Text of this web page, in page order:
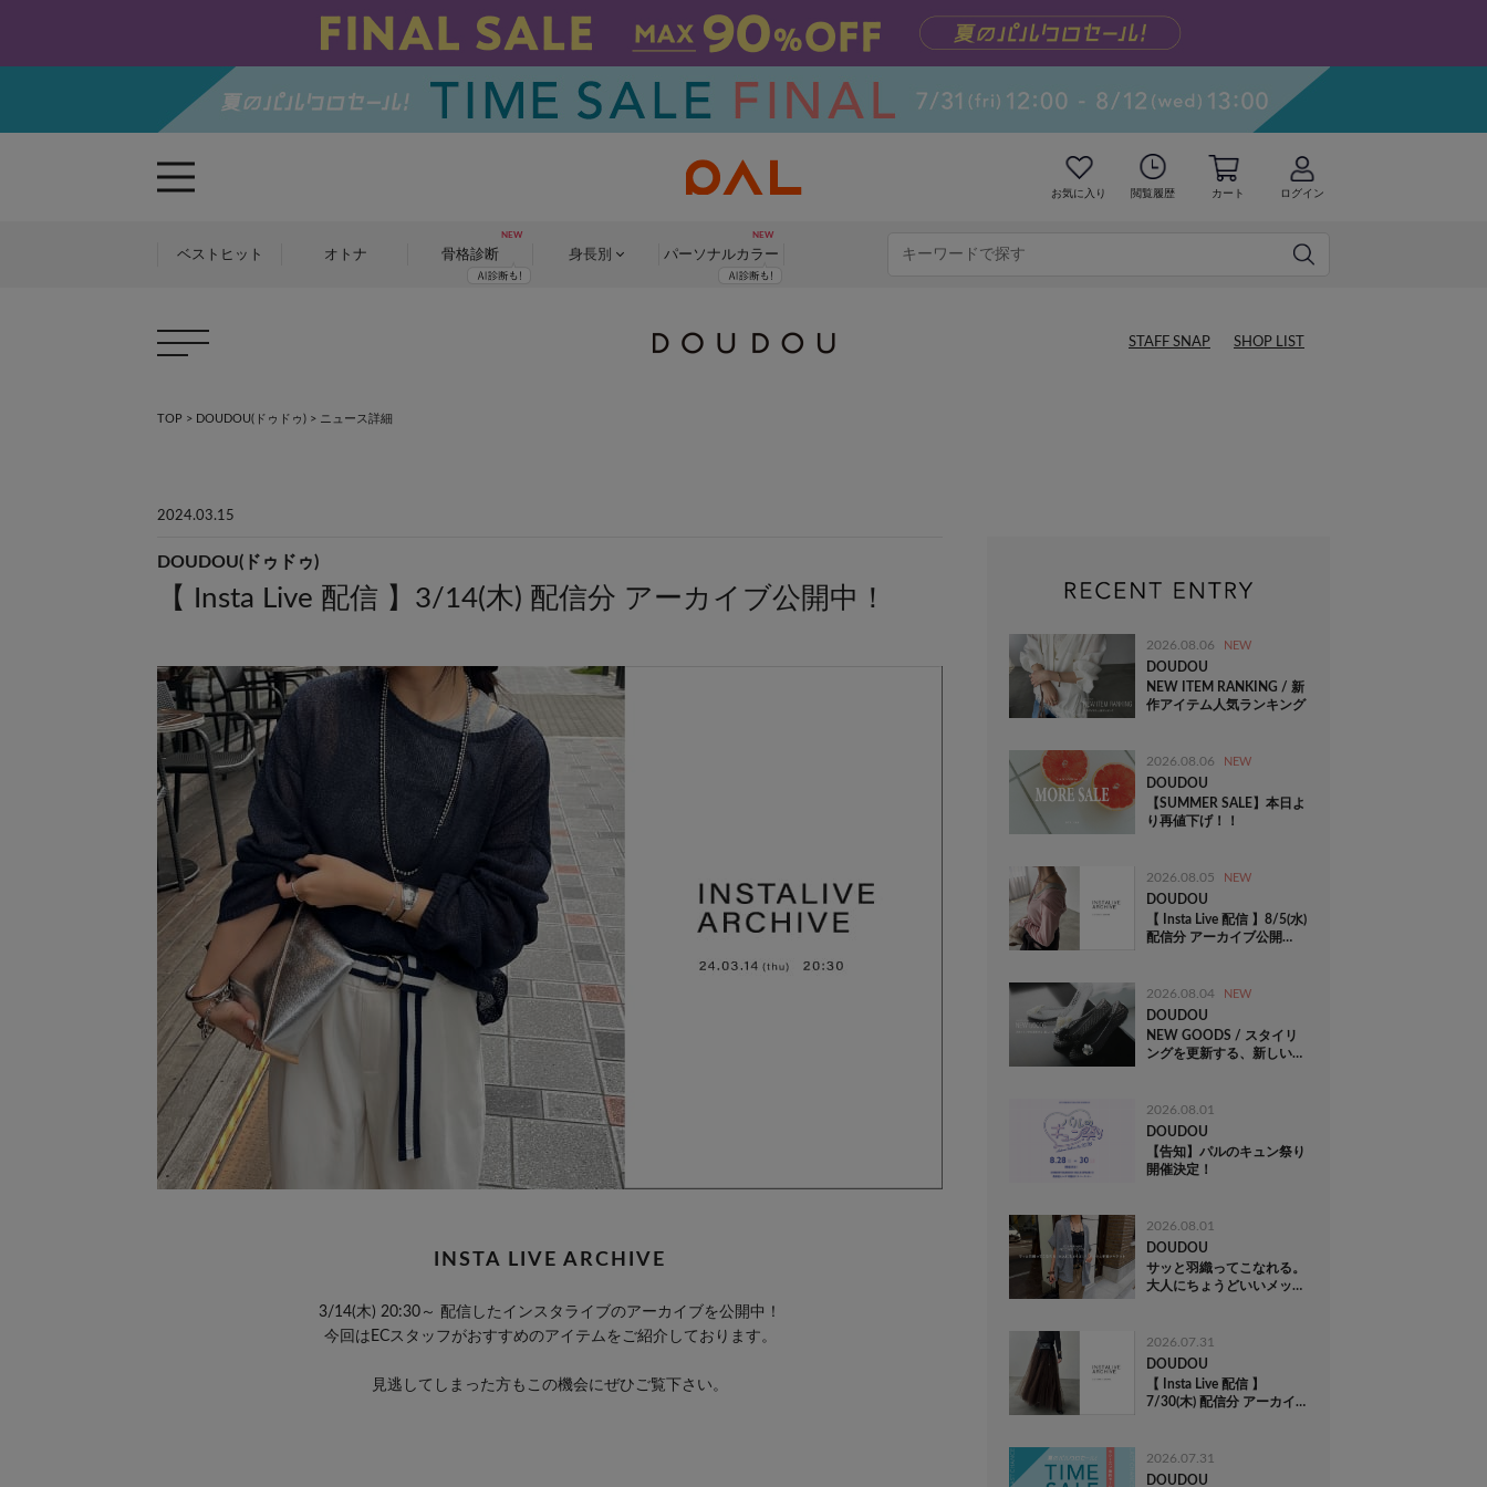
お気に入り 閲覧履歴 カート ログイン
ベストヒット オトナ 骨格診断 身長別 パーソナルカラー
STAFF SNAP SHOP LIST
TOP > DOUDOU(ドゥドゥ) > ニュース詳細
2024.03.15
DOUDOU(ドゥドゥ)
【 Insta Live 配信 】3/14(木) 配信分 アーカイブ公開中！
INSTA LIVE ARCHIVE
3/14(木) 20:30～ 配信したインスタライブのアーカイブを公開中！
今回はECスタッフがおすすめのアイテムをご紹介しております。
見逃してしまった方もこの機会にぜひご覧下さい。
2026.08.06 NEW
DOUDOU
NEW ITEM RANKING / 新
作アイテム人気ランキング
2026.08.06 NEW
DOUDOU
【SUMMER SALE】本日よ
り再値下げ！！
2026.08.05 NEW
DOUDOU
【 Insta Live 配信 】8/5(水)
配信分 アーカイブ公開
2026.08.04 NEW
DOUDOU
NEW GOODS / スタイリ
ングを更新する、新しい存
2026.08.01
DOUDOU
【告知】パルのキュン祭り
開催決定！
2026.08.01
DOUDOU
サッと羽織ってこなれる。
大人にちょうどいいメッシ
2026.07.31
DOUDOU
【 Insta Live 配信 】
7/30(木) 配信分 アーカイ
2026.07.31
DOUDOU